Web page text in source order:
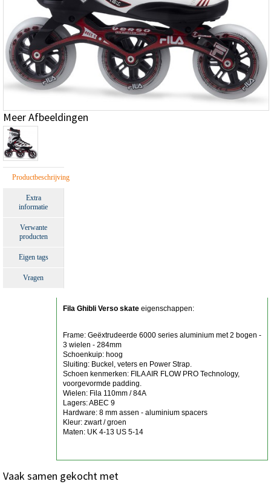
Meer Afbeeldingen
Productbeschrijving
Extra
informatie
Verwante
producten
Eigen tags
Vragen
Fila Ghibli Verso skateeigenschappen:
Frame: Geëxtrudeerde 6000 series aluminium met 2 bogen -
3 wielen - 284mm
Schoenkuip: hoog
Sluiting: Buckel, veters en Power Strap.
Schoen kenmerken: FILA AIR FLOW PRO Technology,
voorgevormde padding.
Wielen: Fila 110mm / 84A
Lagers: ABEC 9
Hardware: 8 mm assen - aluminium spacers
Kleur: zwart / groen
Maten: UK 4-13 US 5-14
Vaak samen gekocht met